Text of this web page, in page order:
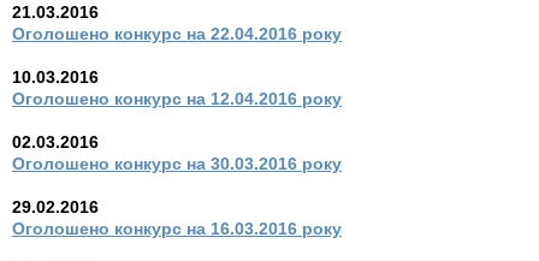
21.03.2016
Оголошено конкурс на 22.04.2016 року
10.03.2016
Оголошено конкурс на 12.04.2016 року
02.03.2016
Оголошено конкурс на 30.03.2016 року
29.02.2016
Оголошено конкурс на 16.03.2016 року